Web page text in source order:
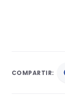
COMPARTIR: